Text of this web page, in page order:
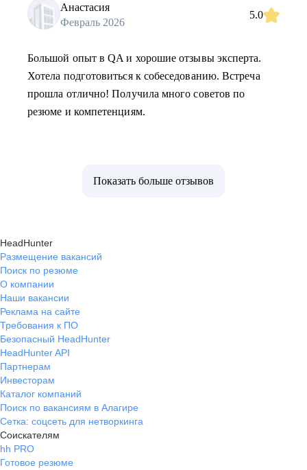
Анастасия
Февраль 2026
5.0
Большой опыт в QA и хорошие отзывы эксперта.
Хотела подготовиться к собеседованию. Встреча
прошла отлично! Получила много советов по
резюме и компетенциям.
Показать больше отзывов
HeadHunter
Размещение вакансий
Поиск по резюме
О компании
Наши вакансии
Реклама на сайте
Требования к ПО
Безопасный HeadHunter
HeadHunter API
Партнерам
Инвесторам
Каталог компаний
Поиск по вакансиям в Алагире
Сетка: соцсеть для нетворкинга
Соискателям
hh PRO
Готовое резюме